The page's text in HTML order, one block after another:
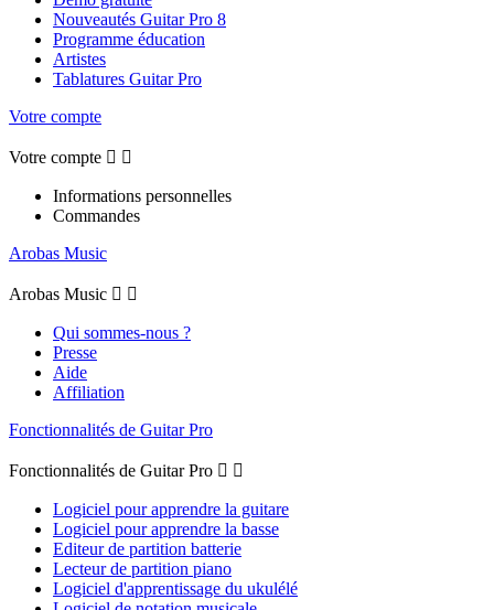
Nouveautés Guitar Pro 8
Programme éducation
Artistes
Tablatures Guitar Pro
Votre compte
Votre compte  
Informations personnelles
Commandes
Arobas Music
Arobas Music  
Qui sommes-nous ?
Presse
Aide
Affiliation
Fonctionnalités de Guitar Pro
Fonctionnalités de Guitar Pro  
Logiciel pour apprendre la guitare
Logiciel pour apprendre la basse
Editeur de partition batterie
Lecteur de partition piano
Logiciel d'apprentissage du ukulélé